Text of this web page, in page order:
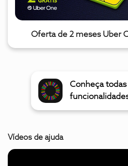
Oferta de 2 meses Uber
Conheça todas
Vídeos de ajuda